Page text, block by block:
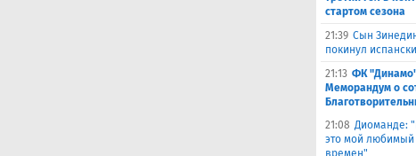
стартом сезона
21:39 Сын
покинул
21:13 ФК
Меморандум о
21:08 Диоманде:
это мой любимый
времен"